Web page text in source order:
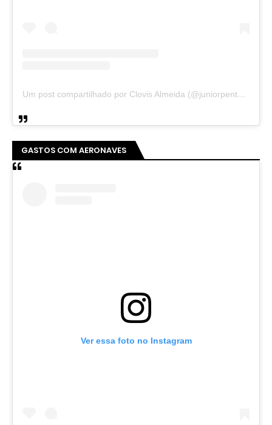
Um post compartilhado por Clovis Almeida (@juniorpentecoste01)
GASTOS COM AERONAVES
Ver essa foto no Instagram